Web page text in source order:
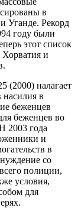
в
Уганде. Рекорд
году были
этот список
и
(2000) налагает
насилия в
беженцев
беженцев во
2003 года
и
в
со
полиции,
условия,
для